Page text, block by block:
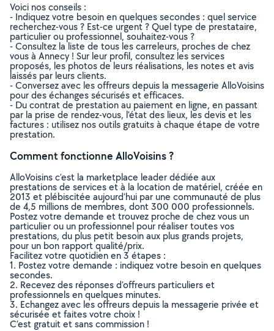
Voici nos conseils :
- Indiquez votre besoin en quelques secondes : quel service
recherchez-vous ? Est-ce urgent ? Quel type de prestataire,
particulier ou professionnel, souhaitez-vous ?
- Consultez la liste de tous les carreleurs, proches de chez
vous à Annecy ! Sur leur profil, consultez les services
proposés, les photos de leurs réalisations, les notes et avis
laissés par leurs clients.
- Conversez avec les offreurs depuis la messagerie AlloVoisins
pour des échanges sécurisés et efficaces.
- Du contrat de prestation au paiement en ligne, en passant
par la prise de rendez-vous, l’état des lieux, les devis et les
factures : utilisez nos outils gratuits à chaque étape de votre
prestation.
Comment fonctionne AlloVoisins ?
AlloVoisins c’est la marketplace leader dédiée aux
prestations de services et à la location de matériel, créée en
2013 et plébiscitée aujourd’hui par une communauté de plus
de 4,5 millions de membres, dont 300 000 professionnels.
Postez votre demande et trouvez proche de chez vous un
particulier ou un professionnel pour réaliser toutes vos
prestations, du plus petit besoin aux plus grands projets,
pour un bon rapport qualité/prix.
Facilitez votre quotidien en 3 étapes :
1. Postez votre demande : indiquez votre besoin en quelques
secondes.
2. Recevez des réponses d’offreurs particuliers et
professionnels en quelques minutes.
3. Echangez avec les offreurs depuis la messagerie privée et
sécurisée et faites votre choix !
C’est gratuit et sans commission !